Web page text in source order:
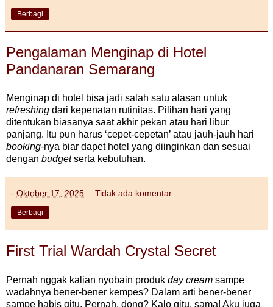
Berbagi
Pengalaman Menginap di Hotel
Pandanaran Semarang
Menginap di hotel bisa jadi salah satu alasan untuk
refreshing dari kepenatan rutinitas. Pilihan hari yang
ditentukan biasanya saat akhir pekan atau hari libur
panjang. Itu pun harus ‘cepet-cepetan’ atau jauh-jauh hari
booking-nya biar dapet hotel yang diinginkan dan sesuai
dengan budgetserta kebutuhan.
- Oktober 17, 2025 Tidak ada komentar:
Berbagi
First Trial Wardah Crystal Secret
Pernah nggak kalian nyobain produk day cream sampe
wadahnya bener-bener kempes? Dalam arti bener-bener
sampe habis gitu. Pernah, dong? Kalo gitu, sama! Aku juga